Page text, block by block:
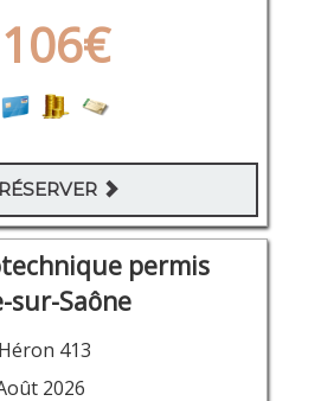
106€
RÉSERVER
permis
sur-Saône
413
2026